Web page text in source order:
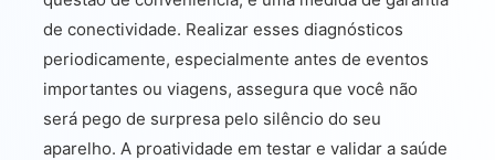
de conectividade. Realizar esses diagnósticos
periodicamente, especialmente antes de eventos
importantes ou viagens, assegura que você não
será pego de surpresa pelo silêncio do seu
aparelho. A proatividade em testar e validar a saúde